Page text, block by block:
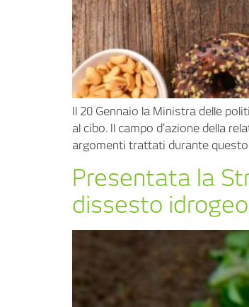
Il 20 Gennaio la Ministra delle
al cibo. Il campo d’azione della
argomenti trattati durante
Presentata la
dissesto